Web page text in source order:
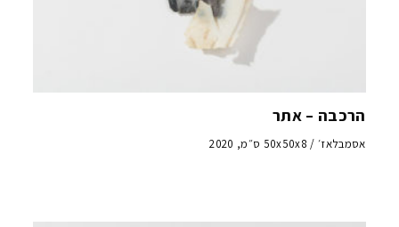
הרכבה – אתר
אסמבלאז׳ / 50x50x8 ס״מ, 2020